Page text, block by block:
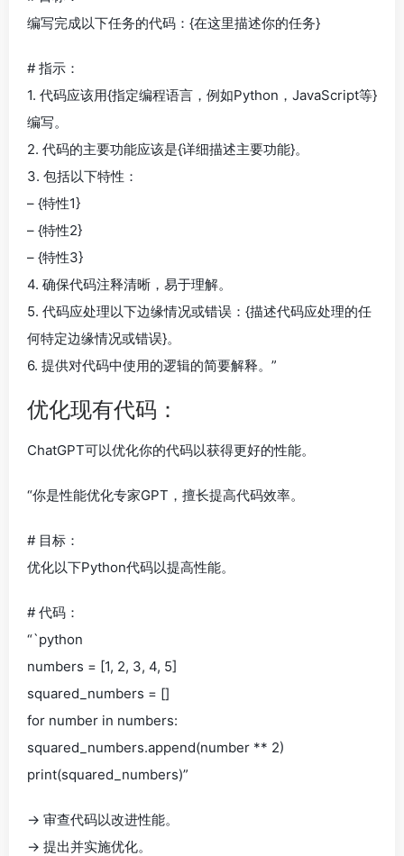
编写完成以下任务的代码：{在这里描述你的任务}
# 指示：
1. 代码应该用{指定编程语言，例如Python，JavaScript等}
编写。
2. 代码的主要功能应该是{详细描述主要功能}。
3. 包括以下特性：
– {特性1}
– {特性2}
– {特性3}
4. 确保代码注释清晰，易于理解。
5. 代码应处理以下边缘情况或错误：{描述代码应处理的任
何特定边缘情况或错误}。
6. 提供对代码中使用的逻辑的简要解释。”
优化现有代码：
ChatGPT可以优化你的代码以获得更好的性能。
“你是性能优化专家GPT，擅长提高代码效率。
# 目标：
优化以下Python代码以提高性能。
# 代码：
“`python
numbers = [1, 2, 3, 4, 5]
squared_numbers = []
for number in numbers:
squared_numbers.append(number ** 2)
print(squared_numbers)”
→ 审查代码以改进性能。
→ 提出并实施优化。